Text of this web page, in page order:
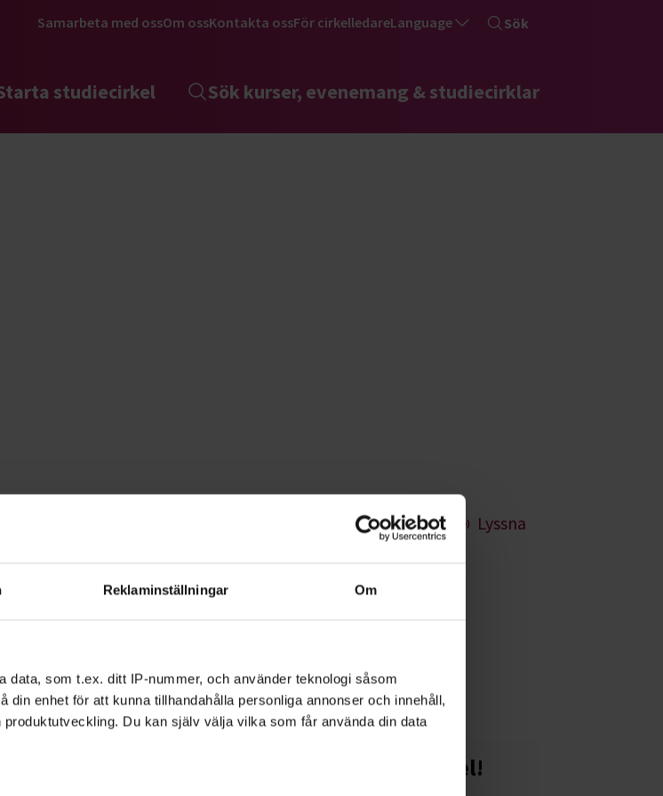
Reklaminställningar Om
data, som t.ex. ditt IP-nummer, och använder teknologi såsom
enhet för att kunna tillhandahålla personliga annonser och innehåll,
Du kan själv välja vilka som får använda din data
Samarbeta med ossOm ossKontakta ossFör cirkelledareLanguage Sök
studiecirkel Sök kurser, evenemang & studiecirklar
Lyssna
mer speciell. Lär dig
färg och form.
passar ihop och
Starta en studiecirkel!